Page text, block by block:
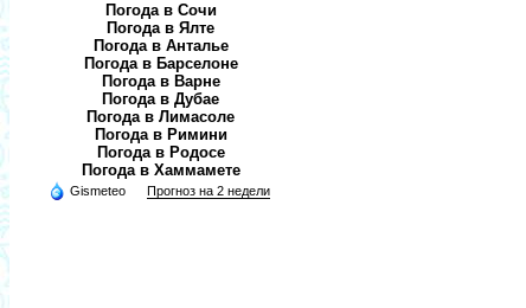
Погода в Сочи
Погода в Ялте
Погода в Анталье
Погода в Барселоне
Погода в Варне
Погода в Дубае
Погода в Лимасоле
Погода в Римини
Погода в Родосе
Погода в Хаммамете
Gismeteo Прогноз на 2 недели